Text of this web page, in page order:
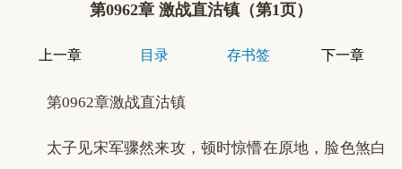
第0962章 激战直沽镇（第1页）
上一章 目录 存书签 下一章
第0962章激战直沽镇
太子见宋军骤然来攻，顿时惊懵在原地，脸色煞白